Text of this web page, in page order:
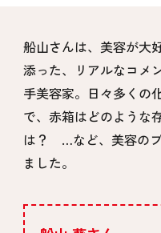
船山さんは、美容が大
添った、リアルなコメ
手美容家。日々多くの
で、赤箱はどのような
は？ …など、美容の
ました。